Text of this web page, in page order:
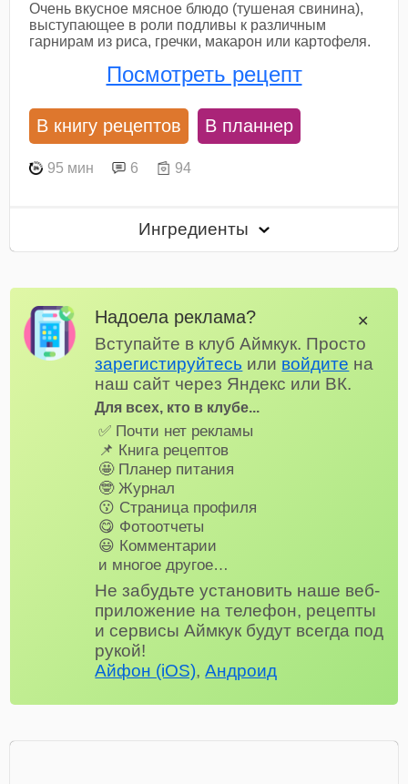
Очень вкусное мясное блюдо (тушеная свинина),
выступающее в роли подливы к различным
гарнирам из риса, гречки, макарон или картофеля.
Посмотреть рецепт
В книгу рецептов В планнер
95 мин 6 94
Ингредиенты
Надоела реклама?
Вступайте в клуб Аймкук. Просто
зарегистируйтесь или войдите на
наш сайт через Яндекс или ВК.
Для всех, кто в клубе...
✅ Почти нет рекламы
📌 Книга рецептов
🤩 Планер питания
🤓 Журнал
😗 Страница профиля
😋 Фотоотчеты
😃 Комментарии
и многое другое…
Не забудьте установить наше веб-
приложение на телефон, рецепты
и сервисы Аймкук будут всегда под
рукой!
Айфон (iOS),Андроид
✕